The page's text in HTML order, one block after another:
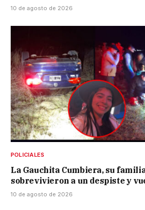
10 de agosto de 2026
POLICIALES
La Gauchita Cumbiera, su
sobrevivieron a un despiste y
10 de agosto de 2026